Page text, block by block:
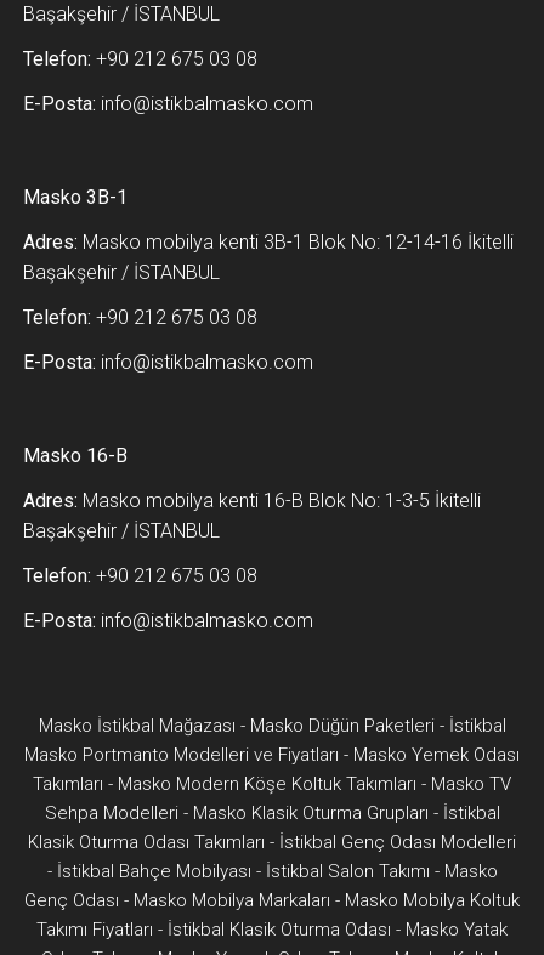
Başakşehir / İSTANBUL
Telefon: +90 212 675 03 08
E-Posta: info@istikbalmasko.com
Masko 3B-1
Adres: Masko mobilya kenti 3B-1 Blok No: 12-14-16 İkitelli
Başakşehir / İSTANBUL
Telefon: +90 212 675 03 08
E-Posta: info@istikbalmasko.com
Masko 16-B
Adres: Masko mobilya kenti 16-B Blok No: 1-3-5 İkitelli
Başakşehir / İSTANBUL
Telefon: +90 212 675 03 08
E-Posta: info@istikbalmasko.com
Masko İstikbal Mağazası - Masko Düğün Paketleri- İstikbal
Masko Portmanto Modelleri ve Fiyatları - Masko Yemek Odası
Takımları - Masko Modern Köşe Koltuk Takımları - Masko TV
Sehpa Modelleri- Masko Klasik Oturma Grupları - İstikbal
Klasik Oturma Odası Takımları - İstikbal Genç Odası Modelleri
- İstikbal Bahçe Mobilyası - İstikbal Salon Takımı - Masko
Genç Odası - Masko Mobilya Markaları - Masko Mobilya Koltuk
Takımı Fiyatları - İstikbal Klasik Oturma Odası - Masko Yatak